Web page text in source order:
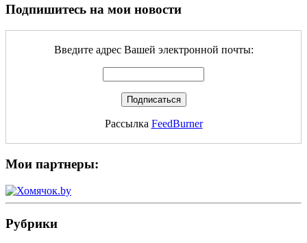
Подпишитесь на мои новости
Введите адрес Вашей электронной почты:
Рассылка FeedBurner
Мои партнеры:
Рубрики